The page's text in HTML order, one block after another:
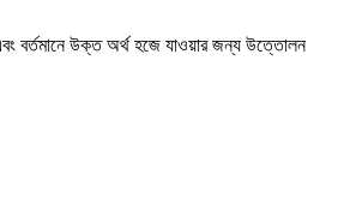
বর্তমানে উক্ত অর্থ হজে যাওয়ার জন্য উত্তোলন